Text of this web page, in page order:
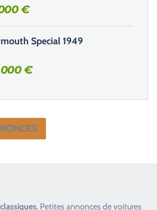
€
Special 1949
000€
. Petites annonces devoitures